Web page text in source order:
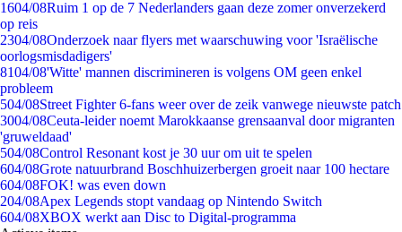
1604/08Ruim 1 op de 7 Nederlanders gaan deze zomer onverzekerd
op reis
2304/08Onderzoek naar flyers met waarschuwing voor 'Israëlische
oorlogsmisdadigers'
8104/08'Witte' mannen discrimineren is volgens OM geen enkel
probleem
504/08Street Fighter 6-fans weer over de zeik vanwege nieuwste patch
3004/08Ceuta-leider noemt Marokkaanse grensaanval door migranten
'gruweldaad'
504/08Control Resonant kost je 30 uur om uit te spelen
604/08Grote natuurbrand Boschhuizerbergen groeit naar 100 hectare
604/08FOK! was even down
204/08Apex Legends stopt vandaag op Nintendo Switch
604/08XBOX werkt aan Disc to Digital-programma